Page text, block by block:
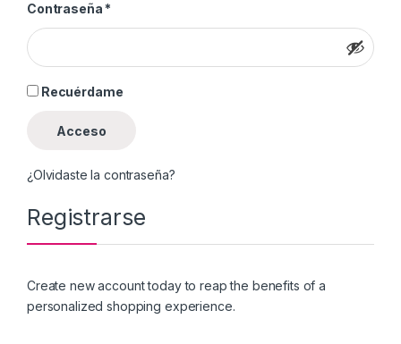
Contraseña *
Recuérdame
Acceso
¿Olvidaste la contraseña?
Registrarse
Create new account today to reap the benefits of a
personalized shopping experience.